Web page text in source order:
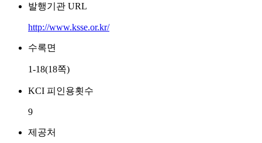
발행기관 URL
http://www.ksse.or.kr/
수록면
1-18(18쪽)
KCI 피인용횟수
9
제공처